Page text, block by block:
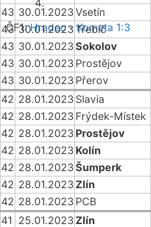
ČF1:Hradec - Kometa 1:3
43 30.01.2023Vsetín
43 30.01.2023Třebíč
43 30.01.2023Sokolov
43 30.01.2023 Prostějov
43 30.01.2023 Přerov
42 28.01.2023 Slavia
42 28.01.2023 Frýdek-Místek
42 28.01.2023 Prostějov
42 28.01.2023 Kolín
42 28.01.2023Šumperk
42 28.01.2023 Zlín
42 28.01.2023 PCB
41
25.01.2023 Zlín